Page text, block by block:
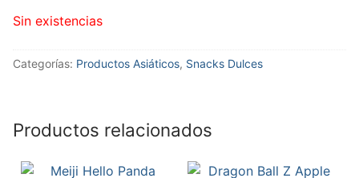
Sin existencias
Categorías: Productos Asiáticos, Snacks Dulces
Productos relacionados